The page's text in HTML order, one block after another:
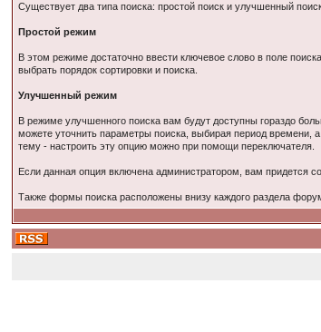
Существует два типа поиска: простой поиск и улучшенный
Простой режим
В этом режиме достаточно ввести ключевое слово в поле
выбрать порядок сортировки и поиска.
Улучшенный режим
В режиме улучшенного поиска вам будут доступны гораздо
можете уточнить параметры поиска, выбирая период времени,
тему - настроить эту опцию можно при помощи переключателя.
Если данная опция включена администратором, вам придется
Также формы поиска расположены внизу каждого раздела